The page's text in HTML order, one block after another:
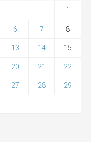
1
6 7 8
13 14 15
20 21 22
27 28 29